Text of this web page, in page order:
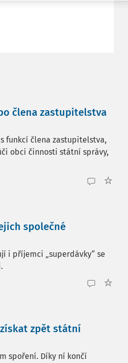
člena zastupitelstva
funkcí člena zastupitelstva,
obci činnosti státní správy,
společné
i příjemci „superdávky“ se
zpět státní
spoření. Díky ní končí